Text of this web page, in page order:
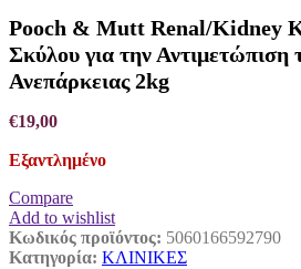
Pooch & Mutt Renal/Kidney
Σκύλου για την Αντιμετώπιση
Ανεπάρκειας 2kg
€19,00
Εξαντλημένο
Compare
Add to wishlist
Κωδικός προϊόντος: 5060166592790
Κατηγορία: ΚΛΙΝΙΚΕΣ